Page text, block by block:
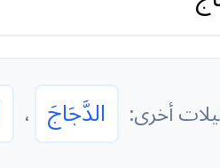
أخرى: الدَّجَاجَ ،